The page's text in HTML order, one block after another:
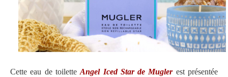
Cette eau de toiletteAngel Iced Star de Muglerest présentée